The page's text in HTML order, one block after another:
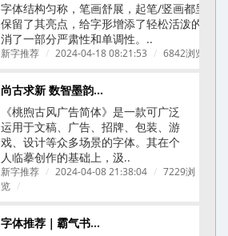
字体结构匀称，笔画舒展，起笔/竖画都呈圆
保留了其亮点，给字形增添了轻松活泼的氛围
消了一部分严肃性和单调性。..
新字推荐 / 2024-04-18 08:21:53 / 6842浏览
尚古求新 数智墨韵丨桃煦古风广告体上线
《桃煦古风广告简体​》是一款可广泛
运用于文稿、广告、招牌、包装、游
戏、设计等众多场景的字体。其在个
人临摹创作的基础上，汲..
新字推荐 / 2024-04-08 21:38:04 / 7229浏
览 /
字体推荐｜霸气书法字体｜龚帆字库合集